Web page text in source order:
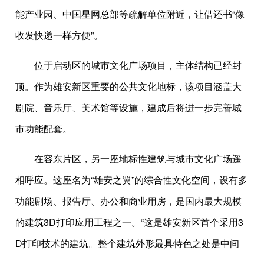
能产业园、中国星网总部等疏解单位附近，让借还书“像
收发快递一样方便”。
位于启动区的城市文化广场项目，主体结构已经封
顶。作为雄安新区重要的公共文化地标，该项目涵盖大
剧院、音乐厅、美术馆等设施，建成后将进一步完善城
市功能配套。
在容东片区，另一座地标性建筑与城市文化广场遥
相呼应。这座名为“雄安之翼”的综合性文化空间，设有多
功能剧场、报告厅、办公和商业用房，是国内最大规模
的建筑3D打印应用工程之一。“这是雄安新区首个采用3
D打印技术的建筑。整个建筑外形最具特色之处是中间